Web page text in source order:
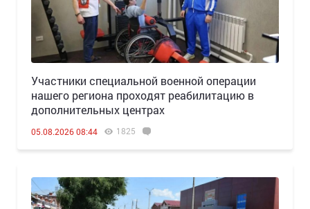
Участники специальной военной операции
нашего региона проходят реабилитацию в
дополнительных центрах
05.08.2026 08:44 1825